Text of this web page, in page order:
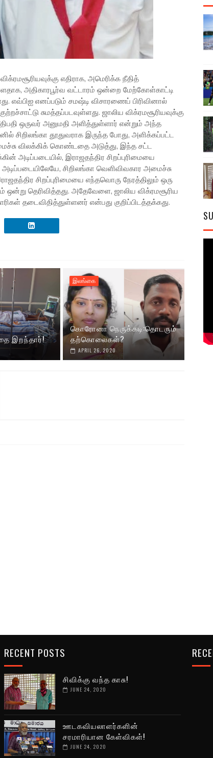
எதிராக, அமெரிக்க நீதித்
அதிகாரபூர்வ வட்டாரம் ஒன்றை மேற்கோள்காட்டி
எவ்பிஐ எனப்படும் சமஷ்டி விசாரணைப் பிரிவினால்
சுமத்தப்படவுள்ளது. ஜாலிய விக்ரமசூரியவுக்கு
ஒருவர் அனுமதி அளித்துள்ளார் என்றும் அந்த
சிறிலங்கா தூதுவராக இருந்த போது, அளிக்கப்பட்ட
விலக்கிக் கொண்டதை அடுத்து, இந்த சட்ட
அடிப்படையில், இராஜதந்திர சிறப்புரிமையை
சிறிலங்கா வெளிவிவகார அமைச்சு
சிறப்புரிமையை எந்தவொரு நேரத்திலும் ஒரு
ஒன்று தெரிவித்தது. அதேவேளை, ஜாலிய விக்ரமசூரிய
தடைவிதித்துள்ளனர் என்பது குறிப்பிடத்தக்கது.
இறந்தார்!
இலங்கை
கொரோனா நெருக்கடி:தொடரும்
தற்கொலைகள்?
APRIL 26, 2020
RECENT POSTS
சிவிக்கு வந்த காசு!
JUNE 24, 2020
ஊடகவியலாளர்களின்
சரமாரியான கேள்விகள்!
JUNE 24, 2020